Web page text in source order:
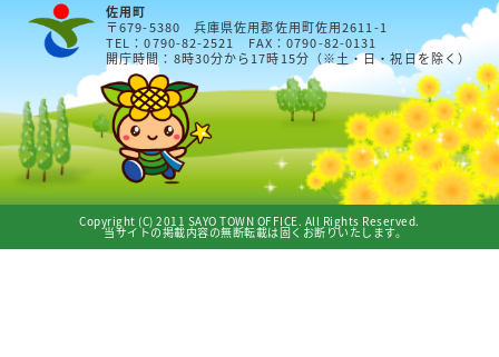
佐用町
〒679-5380 兵庫県佐用郡佐用町佐用2611-1
TEL：0790-82-2521 FAX：0790-82-0131
開庁時間：8時30分から17時15分（※土・日・祝日を除く）
Copyright (C) 2011 SAYO TOWN OFFICE. All Rights Reserved.
当サイトの掲載内容の無断転載は固くお断りいたします。